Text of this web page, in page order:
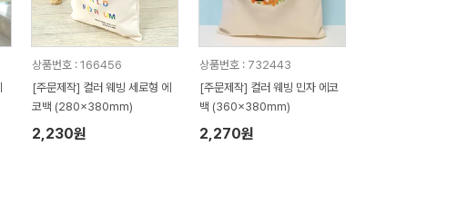
상품번호 : 166456
[주문제작] 컬러 웨빙 세로형 에
코백 (280x380mm)
2,230원
상품번호 : 732443
[주문제작] 컬러 웨빙 민자 에코
백 (360x380mm)
2,270원